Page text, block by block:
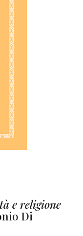
e religione
Di